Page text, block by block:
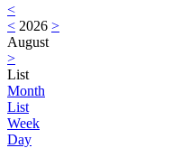
<
< 2026 >
August
>
List
Month
List
Week
Day